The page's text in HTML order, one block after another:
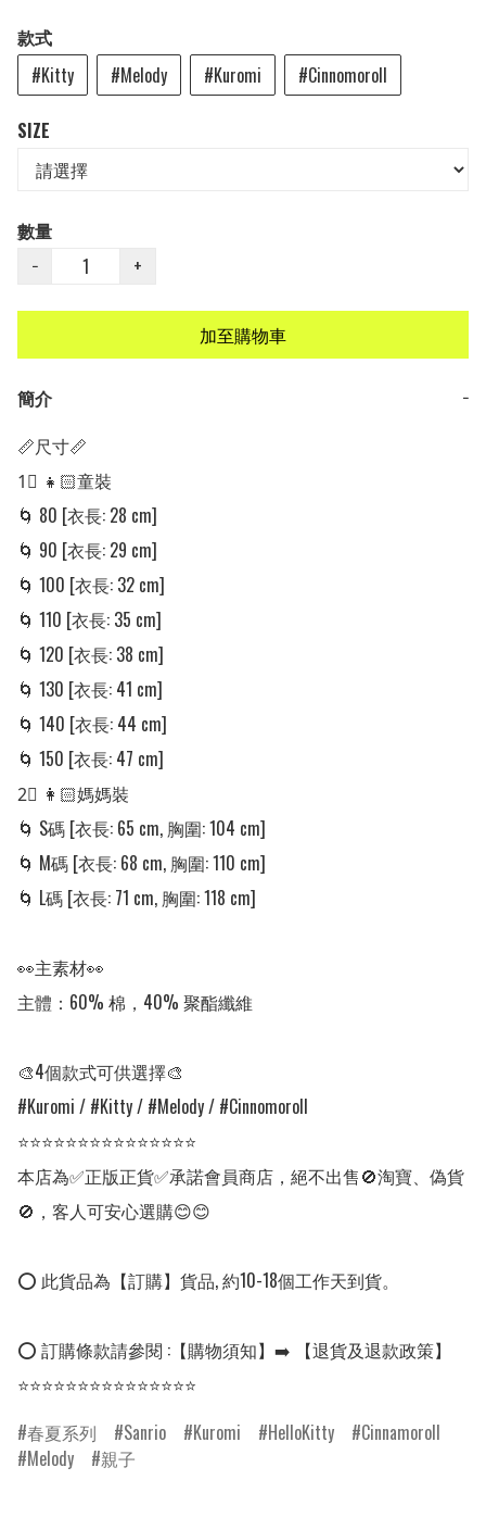
款式
#Kitty
#Melody #Kuromi #Cinnomoroll
SIZE
數量
−
+
加至購物車
簡介
−
📏尺寸📏
1⃣ 👧🏻童裝
🌀 80 [衣長: 28 cm]
🌀 90 [衣長: 29 cm]
🌀 100 [衣長: 32 cm]
🌀 110 [衣長: 35 cm]
🌀 120 [衣長: 38 cm]
🌀 130 [衣長: 41 cm]
🌀 140 [衣長: 44 cm]
🌀 150 [衣長: 47 cm]
2⃣ 👩🏻媽媽裝
🌀 S碼 [衣長: 65 cm, 胸圍: 104 cm]
🌀 M碼 [衣長: 68 cm, 胸圍: 110 cm]
🌀 L碼 [衣長: 71 cm, 胸圍: 118 cm]
👀主素材👀
主體：60% 棉，40% 聚酯纖維
🎨4個款式可供選擇🎨
#Kuromi / #Kitty / #Melody / #Cinnomoroll
⭐⭐⭐⭐⭐⭐⭐⭐⭐⭐⭐⭐⭐⭐⭐
本店為✅正版正貨✅承諾會員商店，絕不出售🚫淘寶、偽貨
🚫，客人可安心選購😊😊
⭕ 此貨品為【訂購】貨品, 約10-18個工作天到貨。
⭕ 訂購條款請參閱 :【購物須知】➡️ 【退貨及退款政策】
⭐⭐⭐⭐⭐⭐⭐⭐⭐⭐⭐⭐⭐⭐⭐
春夏系列
Sanrio Kuromi HelloKitty
Cinnamoroll
Melody
親子